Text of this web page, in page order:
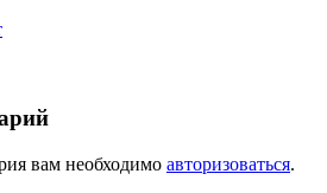
вам необходимо авторизоваться.